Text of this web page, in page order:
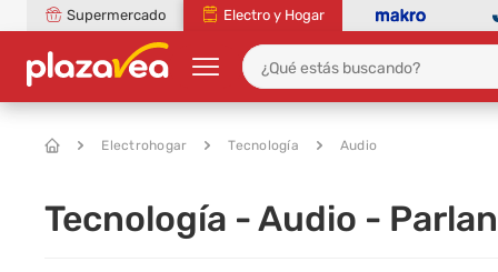
Supermercado Electro y Hogar
Electrohogar Tecnología Audio
Tecnología - Audio -